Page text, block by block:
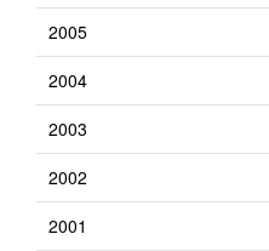
2005
2004
2003
2002
2001